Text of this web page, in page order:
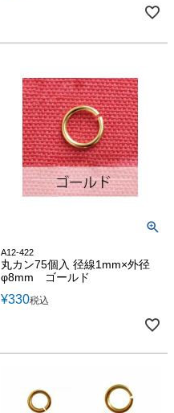
A12-422
丸カン75個入 径線1mm×外径
φ8mm ゴールド
¥330税込